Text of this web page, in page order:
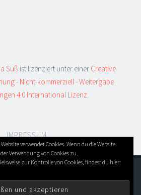
Süß ist lizenziert unter einer Creative
- Nicht-kommerziell - Weitergabe
4.0 International Lizenz
IMPRESSUM
WORDPRESS
WORDPRESS.COM.
verwendet Cookies. Wenn du die Website
Verwendung von Cookies zu.
zur Kontrolle von Cookies, findest du hier: